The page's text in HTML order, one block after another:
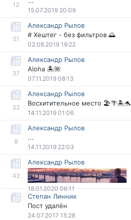
12
15.07.2019 20:09
51
Александр Рыло
# Хештег - без фильтров 🌅
02.08.2019 19:22
37
Александр Рыло
Aloha 🏝🌺
07.11.2019 08:13
32
Александр Рыло
осхитительное место 🏖🌴🏝🐬
14.11.2019 01:06
8
Александр Рыло
...
14.11.2019 22:03
42
Александр Рыло
18.01.2020 06:11
Степан Линник
Пост удалён
24.07.2017 15:28